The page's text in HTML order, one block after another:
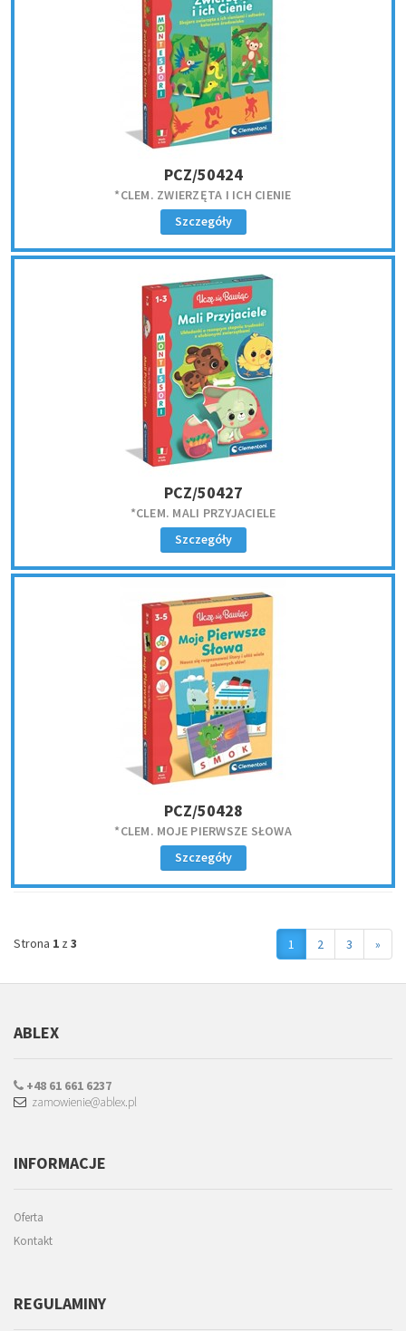
PCZ/50424
*CLEM. ZWIERZĘTA I ICH CIENIE
Szczegóły
PCZ/50427
*CLEM. MALI PRZYJACIELE
Szczegóły
PCZ/50428
*CLEM. MOJE PIERWSZE SŁOWA
Szczegóły
Strona 1 z 3 1 2 3 »
ABLEX
+48 61 661 6237
zamowienie@ablex.pl
INFORMACJE
Oferta
Kontakt
REGULAMINY